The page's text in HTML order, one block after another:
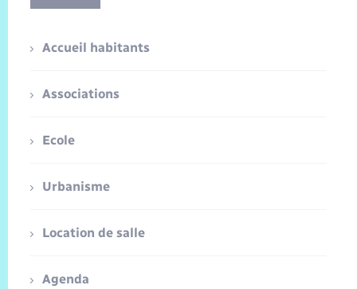
Accueil habitants
Associations
Ecole
Urbanisme
Location de salle
Agenda